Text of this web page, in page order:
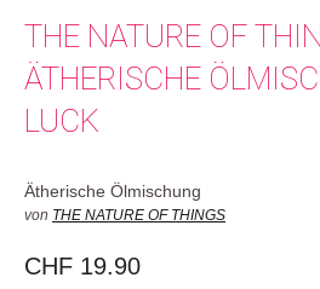
THE NATURE OF
ÄTHERISCHE
LUCK
Ätherische Ölmischung
von THE NATURE OF THINGS
CHF 19.90